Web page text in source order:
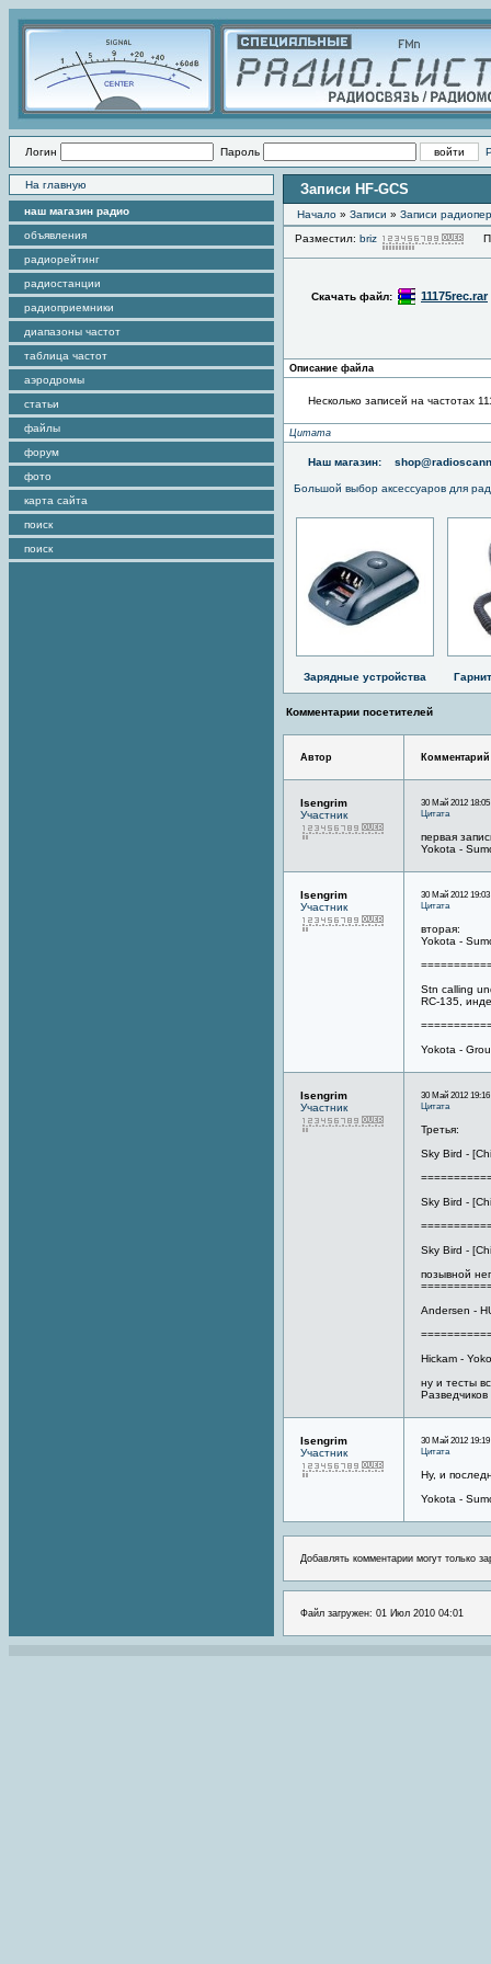
Логин Пароль
На главную
наш магазин радио
объявления
радиорейтинг
радиостанции
радиоприемники
диапазоны частот
таблица частот
аэродромы
статьи
файлы
форум
фото
карта сайта
поиск
поиск
Записи HF-GCS
Начало » Записи » Записи
Разместил: briz
Скачать файл: 11175rec.rar
Описание файла
Несколько записей на частотах
Цитата
Наш магазин:
Большой выбор аксессуаров для
Зарядные устройства
Комментарии посетителей
Автор Комментарий
Isengrim
Участник
30 Май 2012 18:05
Цитата
первая
Yokota -
Isengrim
Участник
30 Май 2012 19:03
Цитата
вторая:
Yokota -
Stn calling
RC-135,
Yokota -
Isengrim
Участник
30 Май 2012 19:16
Цитата
Третья:
Sky Bird -
Sky Bird -
Sky Bird -
позывной
Andersen -
Hickam -
ну и тесты
Isengrim
Участник
30 Май 2012 19:19
Цитата
Ну, и
Yokota -
Добавлять комментарии могут только
Файл загружен: 01 Июл 2010 04:01